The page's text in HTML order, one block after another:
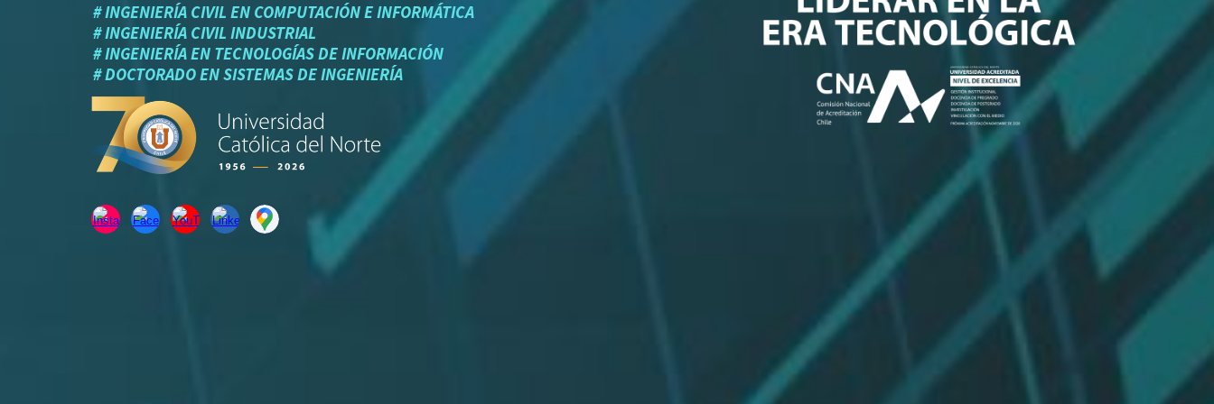
# INGENIERÍA CIVIL EN COMPUTACIÓN E INFORMÁTICA
# INGENIERÍA CIVIL INDUSTRIAL
# INGENIERÍA EN TECNOLOGÍAS DE INFORMACIÓN
# DOCTORADO EN SISTEMAS DE INGENIERÍA